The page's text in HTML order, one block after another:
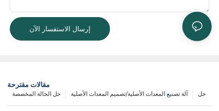
إرسال الاستفسار الآن
مقالات مقترحة
حل آلة تصنيع المعدات الأصلية/تصميم المعدات الأصلية حل الحالة المخصصة